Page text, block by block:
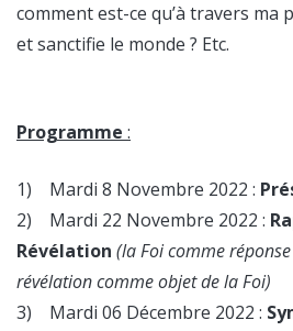
comment est-ce qu’à travers ma
et sanctifie le monde ? Etc.
Programme :
1) Mardi 8 Novembre 2022 :
2) Mardi 22 Novembre 2022 :
Révélation (la Foi comme
révélation comme objet de la Foi)
3) Mardi 06 Décembre 2022 :